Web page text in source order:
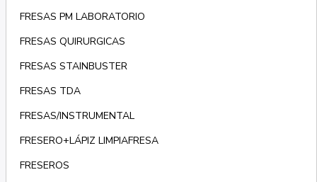
FRESAS PM LABORATORIO
FRESAS QUIRURGICAS
FRESAS STAINBUSTER
FRESAS TDA
FRESAS/INSTRUMENTAL
FRESERO+LÁPIZ LIMPIAFRESA
FRESEROS